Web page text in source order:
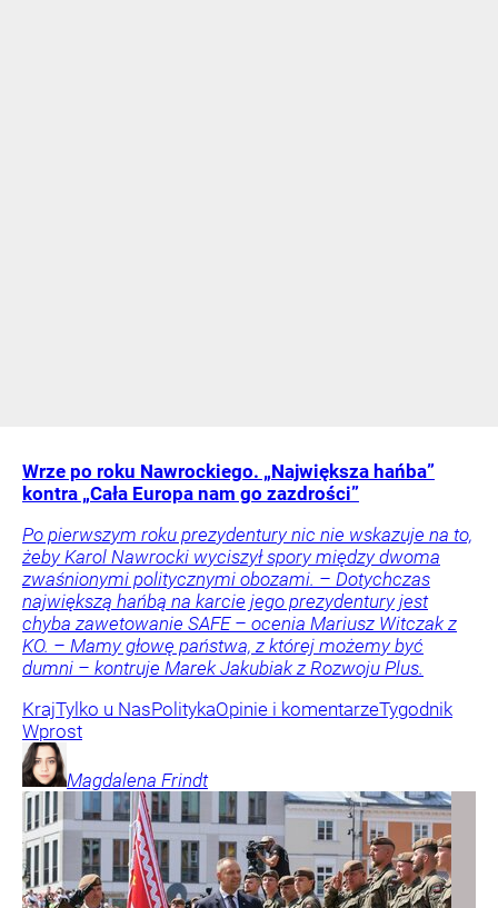
Wrze po roku Nawrockiego. „Największa hańba”
kontra „Cała Europa nam go zazdrości”
Po pierwszym roku prezydentury nic nie wskazuje na to,
żeby Karol Nawrocki wyciszył spory między dwoma
zwaśnionymi politycznymi obozami. – Dotychczas
największą hańbą na karcie jego prezydentury jest
chyba zawetowanie SAFE – ocenia Mariusz Witczak z
KO. – Mamy głowę państwa, z której możemy być
dumni – kontruje Marek Jakubiak z Rozwoju Plus.
KrajTylko u NasPolitykaOpinie i komentarzeTygodnik
Wprost
Magdalena Frindt